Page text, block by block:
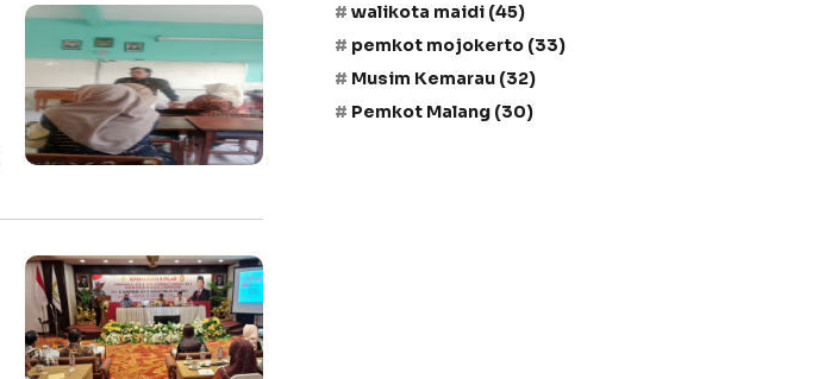
walikota maidi (45)
pemkot mojokerto (33)
Musim Kemarau (32)
Pemkot Malang (30)